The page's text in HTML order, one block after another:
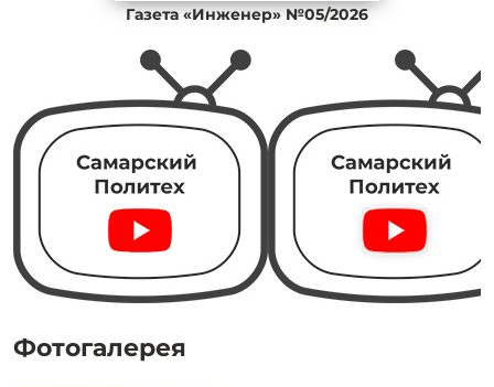
Газета «Инженер» №05/2026
Фотогалерея